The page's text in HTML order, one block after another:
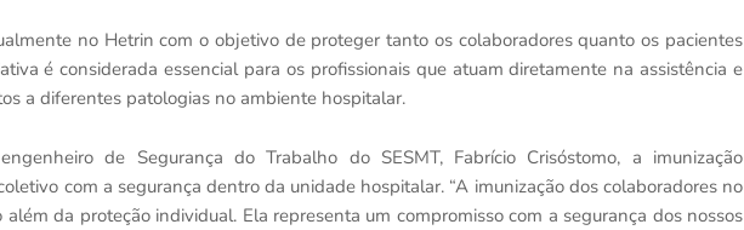
no Hetrin com o objetivo de proteger tanto os colaboradores quanto os pacientes
é considerada essencial para os profissionais que atuam diretamente na assistência e
a diferentes patologias no ambiente hospitalar.
de Segurança do Trabalho do SESMT, Fabrício Crisóstomo, a imunização
com a segurança dentro da unidade hospitalar. “A imunização dos colaboradores no
da proteção individual. Ela representa um compromisso com a segurança dos nossos